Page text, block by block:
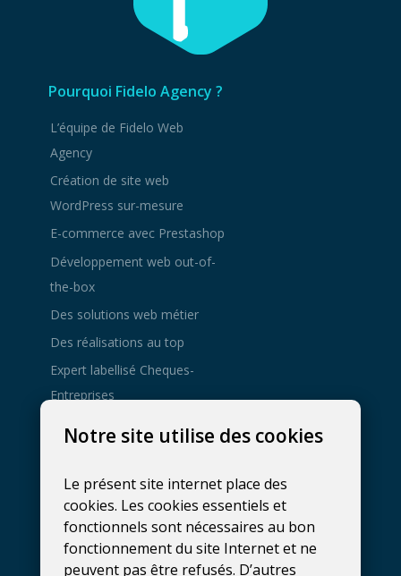
Pourquoi Fidelo Agency ?
L’équipe de Fidelo Web
Agency
Création de site web
WordPress sur-mesure
E-commerce avec Prestashop
Développement web out-of-
the-box
Des solutions web métier
Des réalisations au top
Expert labellisé Cheques-
Entreprises
Agence de
développement web à
081 137 800
hello@fidelo.be
Rue Phocas Lejeune 25, bt 3
5032 Isnes,Belgique
Notre site utilise des cookies
Le présent site internet place des
cookies. Les cookies essentiels et
fonctionnels sont nécessaires au bon
fonctionnement du site Internet et ne
peuvent pas être refusés. D’autres